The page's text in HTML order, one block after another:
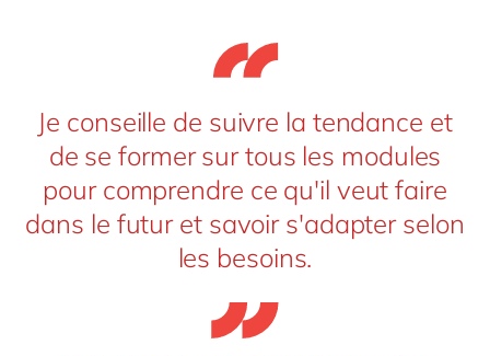
Je conseille de suivre la tendance et
de se former sur tous les modules
pour comprendre ce qu'il veut faire
dans le futur et savoir s'adapter selon
les besoins.